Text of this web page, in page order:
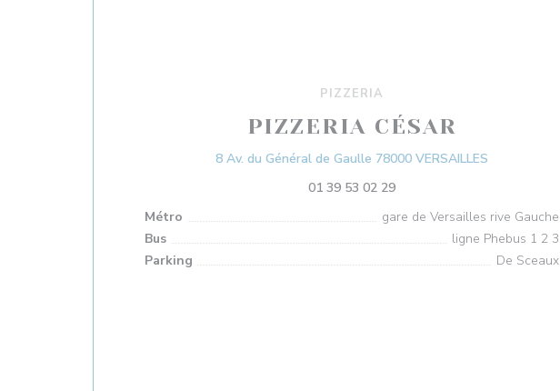
PIZZERIA
PIZZERIA CÉSAR
8 Av. du Général de Gaulle 78000 VERSAILLES
01 39 53 02 29
Métro
gare de Versailles rive Gauche
Bus
ligne Phebus 1 2 3
Parking
De Sceaux